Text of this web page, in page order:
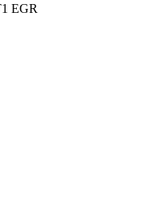
EGR